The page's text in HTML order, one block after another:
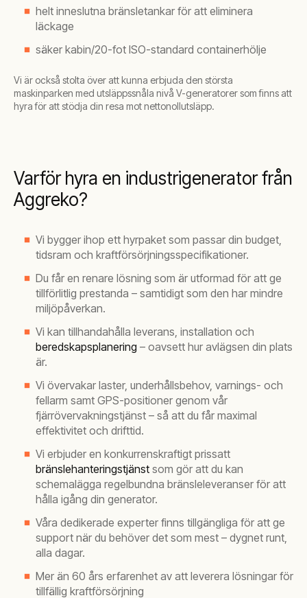
helt inneslutna bränsletankar för att eliminera
läckage
säker kabin/20-fot ISO-standard containerhölje
Vi är också stolta över att kunna erbjuda den största
maskinparken med utsläppssnåla nivå V-generatorer som finns att
hyra för att stödja din resa mot nettonollutsläpp.
Varför hyra en industrigenerator från
Aggreko?
Vi bygger ihop ett hyrpaket som passar din budget,
tidsram och kraftförsörjningsspecifikationer.
Du får en renare lösning som är utformad för att ge
tillförlitlig prestanda – samtidigt som den har mindre
miljöpåverkan.
Vi kan tillhandahålla leverans, installation och
beredskapsplanering – oavsett hur avlägsen din plats
är.
Vi övervakar laster, underhållsbehov, varnings- och
fellarm samt GPS-positioner genom vår
fjärrövervakningstjänst – så att du får maximal
effektivitet och drifttid.
Vi erbjuder en konkurrenskraftigt prissatt
bränslehanteringstjänst som gör att du kan
schemalägga regelbundna bränsleleveranser för att
hålla igång din generator.
Våra dedikerade experter finns tillgängliga för att ge
support när du behöver det som mest – dygnet runt,
alla dagar.
Mer än 60 års erfarenhet av att leverera lösningar för
tillfällig kraftförsörjning